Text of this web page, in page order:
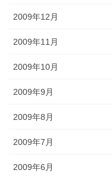
2009年12月
2009年11月
2009年10月
2009年9月
2009年8月
2009年7月
2009年6月